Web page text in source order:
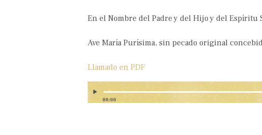
En el Nombre del Padre y del Hijo y del Espíritu
Ave María Purísima, sin pecado original
Llamado en PDF
00:00